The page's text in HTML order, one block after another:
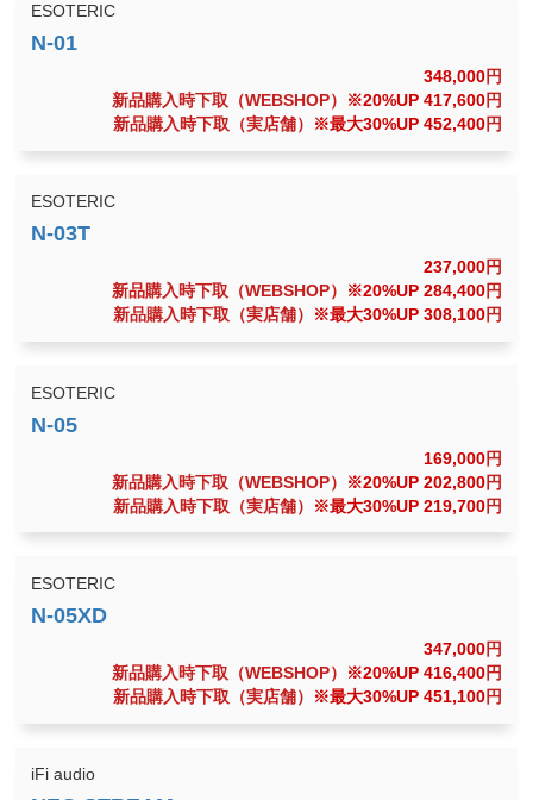
ESOTERIC
348,000円
新品購入時下取（WEBSHOP）
※20%UP 417,600円
新品購入時下取（実店舗）
※最大30%UP 452,400円
ESOTERIC
237,000円
新品購入時下取（WEBSHOP）
※20%UP 284,400円
新品購入時下取（実店舗）
※最大30%UP 308,100円
ESOTERIC
169,000円
新品購入時下取（WEBSHOP）
※20%UP 202,800円
新品購入時下取（実店舗）
※最大30%UP 219,700円
ESOTERIC
347,000円
新品購入時下取（WEBSHOP）
※20%UP 416,400円
新品購入時下取（実店舗）
※最大30%UP 451,100円
iFi audio